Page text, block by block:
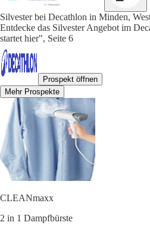
Silvester bei Decathlon in Minden,
Entdecke das Silvester Angebot im
startet hier", Seite 6
Prospekt öffnen
Mehr Prospekte
CLEANmaxx
2 in 1 Dampfbürste